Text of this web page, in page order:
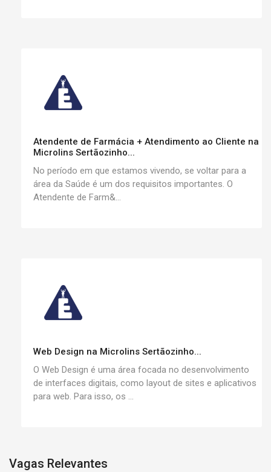
Atendente de Farmácia + Atendimento ao Cliente na
Microlins Sertãozinho...
No período em que estamos vivendo, se voltar para a
área da Saúde é um dos requisitos importantes. O
Atendente de Farm&...
Web Design na Microlins Sertãozinho...
O Web Design é uma área focada no desenvolvimento
de interfaces digitais, como layout de sites e aplicativos
para web. Para isso, os ...
Vagas Relevantes